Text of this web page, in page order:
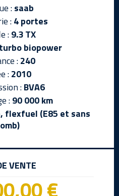
:saab
:4 portes
:9.3 TX
biopower
:240
:2010
:BVA6
:90 000 km
flexfuel (E85 et sans
VENTE